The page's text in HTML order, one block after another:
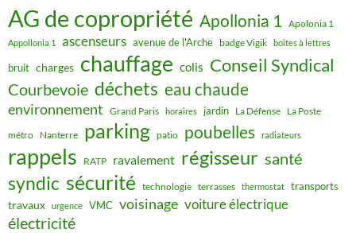
AG de copropriété Apollonia 1 Apolonia 1
Appollonia 1 ascenseurs avenue de l'Arche badge Vigik boites à lettres
bruit charges chauffage colis Conseil Syndical
Courbevoie déchets eau chaude
environnement Grand Paris horaires jardin La Défense La Poste
métro Nanterre parking patio poubelles radiateurs
rappels RATP ravalement régisseur santé
syndic sécurité technologie terrasses thermostat transports
travaux urgence VMC voisinage voiture électrique
électricité